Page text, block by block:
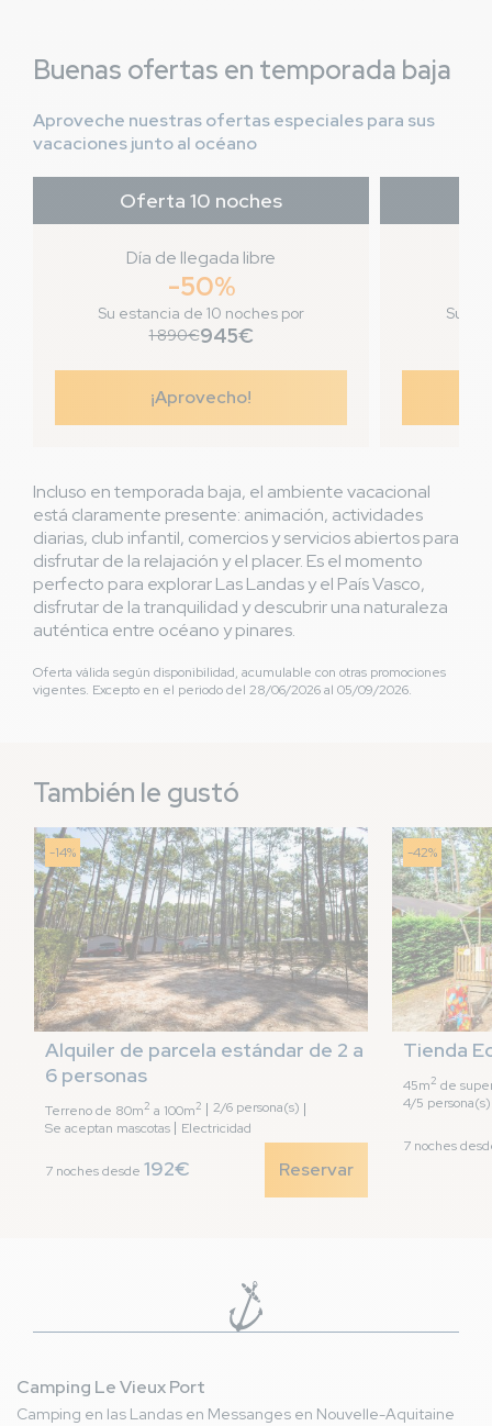
Buenas ofertas en temporada baja
Aproveche nuestras ofertas especiales para sus
vacaciones junto al océano
Oferta 10 noches
Día de llegada libre
-50%
Su estancia de 10 noches por
1 890€945€
¡Aprovecho!
Su
Incluso en temporada baja, el ambiente vacacional
está claramente presente: animación, actividades
diarias, club infantil, comercios y servicios abiertos para
disfrutar de la relajación y el placer. Es el momento
perfecto para explorar Las Landas y el País Vasco,
disfrutar de la tranquilidad y descubrir una naturaleza
auténtica entre océano y pinares.
Oferta válida según disponibilidad, acumulable con otras promociones
vigentes. Excepto en el periodo del 28/06/2026 al 05/09/2026.
También le gustó
-14%
Alquiler de parcela estándar de 2 a
6 personas
Terreno de 80m2 a 100m2
2/6 persona(s)
Se aceptan mascotas
Electricidad
7 noches desde 192€ Reservar
-42%
Tienda
45m2 de
4/5 persona(s)
7 noches
Camping Le Vieux Port
Camping en las Landas en Messanges en Nouvelle-Aquitaine